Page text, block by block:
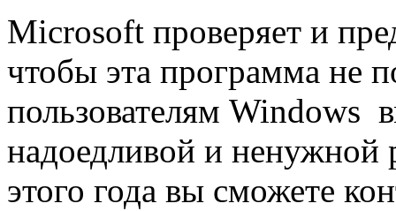
Microsoft проверяет и
чтобы эта программа не
пользователям Windows
надоедливой и ненужной
этого года вы сможете